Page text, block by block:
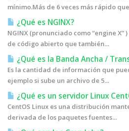
mínimo.Más de 6 veces más rápido
¿Qué es NGINX?
NGINX (pronunciado como “engine X”
de código abierto que también...
¿Qué es la Banda Ancha /
Es la cantidad de información que
ejemplo si sube un archivo de 5...
¿Qué es un servidor Linux
CentOS Linux es una distribución
derivada de los paquetes fuentes...